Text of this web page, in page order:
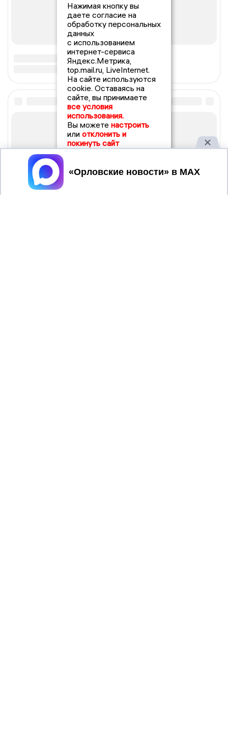
Нажимая кнопку вы
даете согласие на
обработку персональных
данных
с использованием
интернет-сервиса
Яндекс.Метрика,
top.mail.ru, LiveInternet.
На сайте используются
cookie. Оставаясь на
сайте, вы принимаете
все условия
использования.
Вы можете настроить
или отклонить и
покинуть сайт
Принять